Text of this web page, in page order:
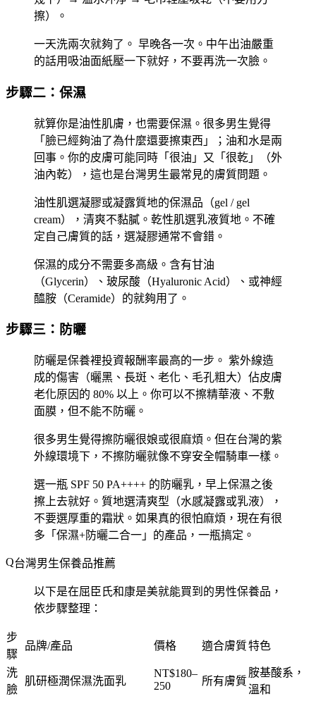
擦）。
一天洗兩次就夠了。 早晚各一次。中午出油嚴重
的話用吸油面紙壓一下就好，不要再洗一次臉。
步驟二：保濕
就算你是油性肌膚，也需要保濕。很多男生覺得
「臉已經夠油了為什麼還要擦東西」；油和水是兩
回事。你的皮膚可能同時「很油」又「很乾」（外
油內乾），這也是台灣男生最常見的膚質問題。
油性肌選凝膠或凝露質地的保濕品（gel / gel
cream），清爽不黏膩。乾性肌選乳液質地 。不確
定自己膚質的話，選凝膠通常不會錯。
保濕的成分不需要多高級。含有甘油
（Glycerin）、玻尿酸（Hyaluronic Acid）、或神經
醯胺（Ceramide）的就夠用了。
步驟三：防曬
防曬是保養裡投資報酬率最高的一步。 紫外線造
成的傷害（曬黑、長斑、老化、毛孔粗大）佔皮膚
老化原因的 80% 以上。你可以不擦精華液、不敷
面膜，但不能不防曬。
很多男生覺得擦防曬很娘或很麻煩。但在台灣的紫
外線環境下，不擦防曬就像不穿安全帽騎車一樣。
選一瓶 SPF 50 PA++++ 的防曬乳，早上保濕之後
擦上去就好。質地選清爽型（水感凝露或乳液），
不要選厚重的霜狀。如果真的很怕麻煩，現在有很
多「保濕+防曬二合一」的產品，一瓶搞定。
台灣男生保養品推薦
以下是在屈臣氏和康是美就能買到的男性保養品，
依步驟整理：
步
驟
品牌/產品 價格 適合膚質特色
洗
臉
肌研極潤保濕洗面乳
NT$180–
250
所有膚質
胺基酸系，
溫和